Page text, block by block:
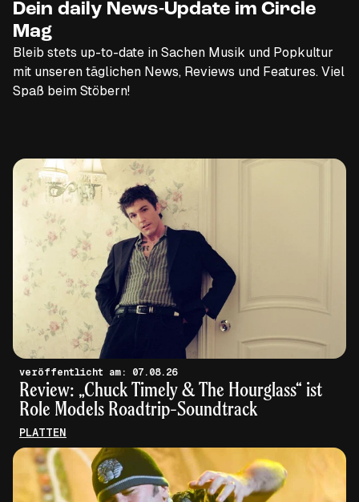
Dein daily News-Update im Circle
Mag
Bleib stets up-to-date in Sachen Musik und Popkultur
mit unseren täglichen News, Reviews und Features. Viel
Spaß beim Stöbern!
veröffentlicht am: 07.08.26
Review: „Chuck Timely & The Hourglass“ ist
Role Models Roadtrip-Soundtrack
PLATTEN